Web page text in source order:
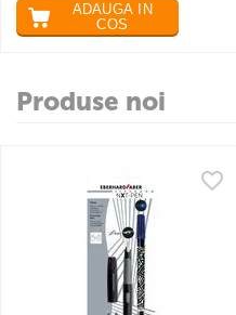
ADAUGA IN
COS
Produse noi